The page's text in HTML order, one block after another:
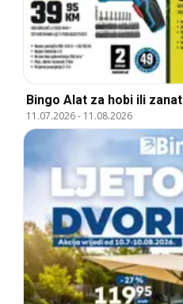
Bingo Alat za hobi ili zanat
11.07.2026- 11.08.2026